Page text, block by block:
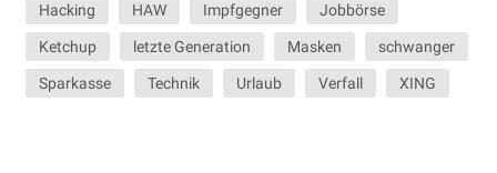
Hacking HAW Impfgegner Jobbörse
Ketchup letzte Generation Masken schwanger
Sparkasse Technik Urlaub Verfall XING